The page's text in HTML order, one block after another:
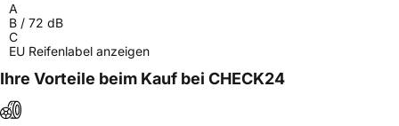
A
B / 72 dB
C
EU Reifenlabel anzeigen
Ihre Vorteile beim Kauf bei CHECK24